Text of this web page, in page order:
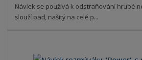
Návlek se používá k odstraňování hrubé
slouží pad, našitý na celé p...